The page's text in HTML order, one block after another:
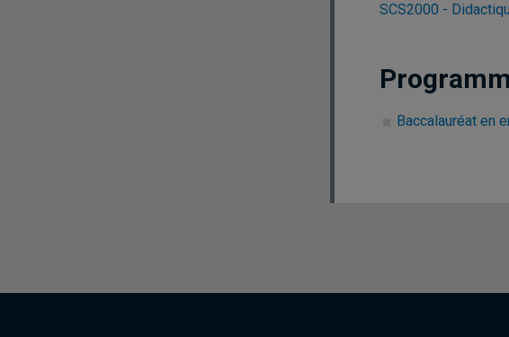
SCS2000 -
Baccalauréat en